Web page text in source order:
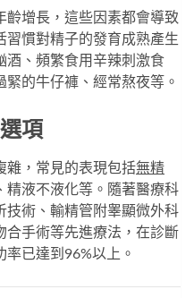
齡增長，這些因素都會導致
習慣對精子的發育成熟產生
酒、頻繁食用辛辣刺激食
的牛仔褲、經常熬夜等。
項
雜，常見的表現包括無精
精液不液化等。隨著醫療科
技術、輸精管附睾顯微外科
合手術等先進療法，在診斷
已達到96%以上。